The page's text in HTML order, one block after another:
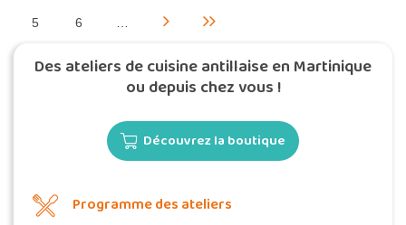
5 6
Des ateliers de cuisine antillaise en Martinique
ou depuis chez vous !
Découvrez la boutique
Programme des ateliers